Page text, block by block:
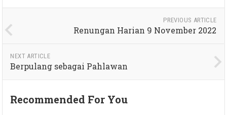
PREVIOUS ARTICLE
Renungan Harian 9 November 2022
NEXT ARTICLE
Berpulang sebagai Pahlawan
Recommended For You